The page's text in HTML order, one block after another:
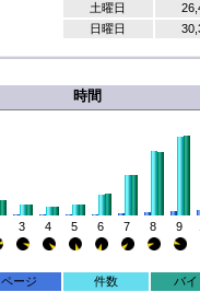
土曜日
日曜日
時間
3 4 5 6 7 8 9
ページ 件数
バイ